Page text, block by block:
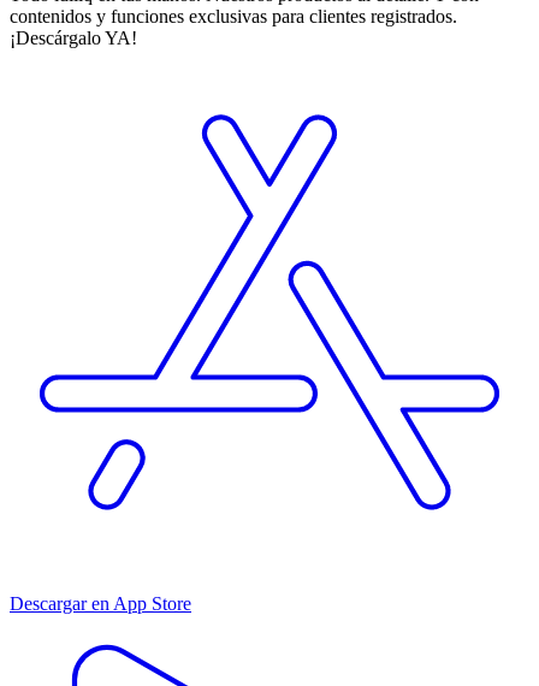
contenidos y funciones exclusivas para clientes registrados.
¡Descárgalo YA!
Descargar en App Store